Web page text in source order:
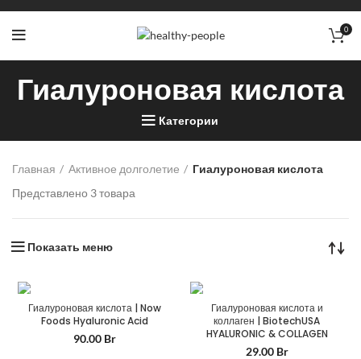
0
Гиалуроновая кислота
Категории
Главная Активное долголетие
Гиалуроновая кислота
Представлено 3 товара
Показать меню
Гиалуроновая кислота | Now
Foods Hyaluronic Acid
90.00 Br
Гиалуроновая кислота и
коллаген | BiotechUSA
HYALURONIC & COLLAGEN
29.00 Br